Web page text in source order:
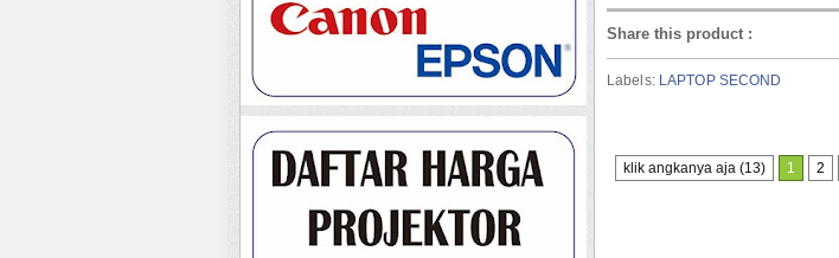
Share this product :
Labels: LAPTOP SECOND
klik angkanya aja (13) 1 2